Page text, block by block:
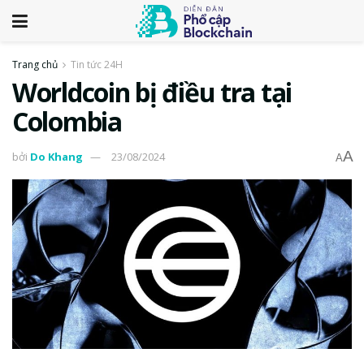
Trang chủ Tin tức 24H
Worldcoin bị điều tra tại
Colombia
bởi Do Khang 23/08/2024 AA